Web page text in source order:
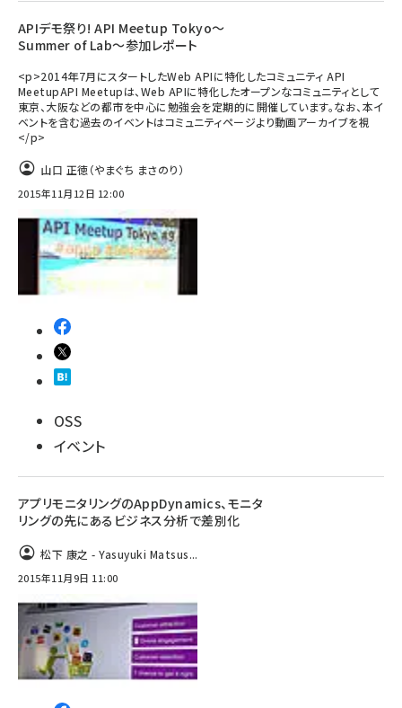
APIデモ祭り! API Meetup Tokyo〜
Summer of Lab〜参加レポート
<p>2014年7月にスタートしたWeb APIに特化したコミュニティ API
MeetupAPI Meetupは、Web APIに特化したオープンなコミュニティとして
東京、大阪などの都市を中心に勉強会を定期的に開催しています。なお、本イ
ベントを含む過去のイベントはコミュニティページより動画アーカイブを視
</p>
山口 正徳（やまぐち まさのり）
2015年11月12日 12:00
OSS
イベント
アプリモニタリングのAppDynamics、モニタ
リングの先にあるビジネス分析で差別化
松下 康之 - Yasuyuki Matsus...
2015年11月9日 11:00